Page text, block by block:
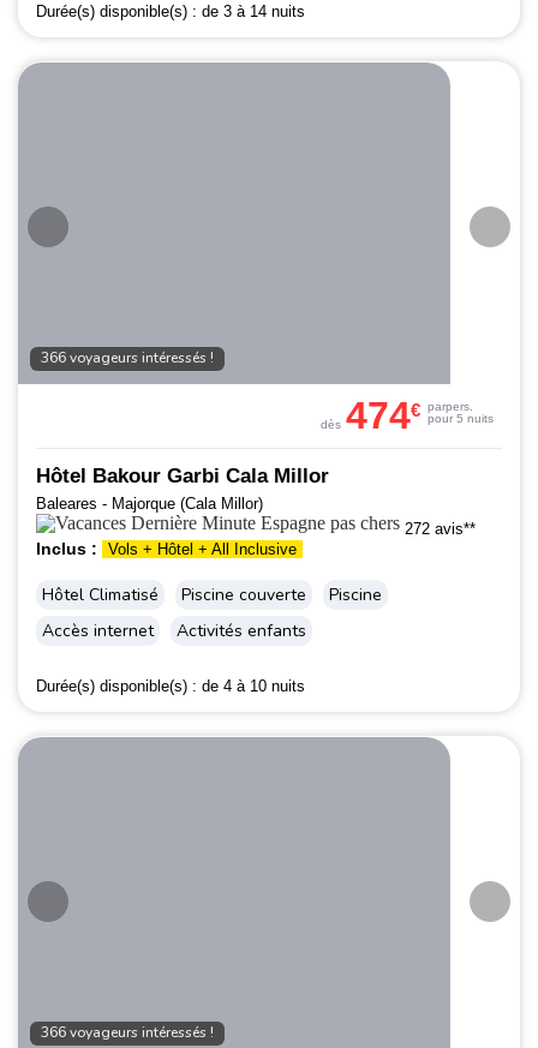
Durée(s) disponible(s) : de 3 à 14 nuits
366 voyageurs intéressés !
Hôtel Bakour Garbi Cala Millor
Baleares - Majorque (Cala Millor)
272 avis**
Inclus : Vols + Hôtel + All Inclusive
Hôtel Climatisé Piscine couverte
Piscine
Accès internet
Activités enfants
Durée(s) disponible(s) : de 4 à 10 nuits
dès 474€ parpers.
pour 5 nuits
366 voyageurs intéressés !